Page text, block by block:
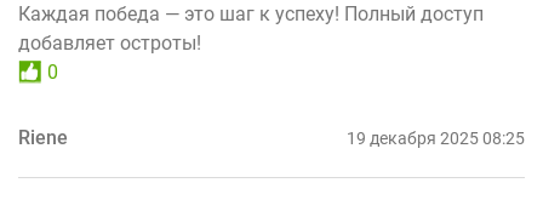
Каждая победа — это шаг к успеху! Полный доступ
добавляет остроты!
0
Riene 19 декабря 2025 08:25